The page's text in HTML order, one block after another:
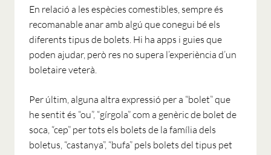
En relació a les espècies comestibles, sempre és
recomanable anar amb algú que conegui bé els
diferents tipus de bolets. Hi ha apps i guies que
poden ajudar, però res no supera l’experiència d’un
boletaire veterà.
Per últim, alguna altra expressió per a “bolet” que
he sentit és “ou”, “gírgola” com a genèric de bolet de
soca, “cep” per tots els bolets de la família dels
boletus, “castanya”, “bufa” pels bolets del tipus pet